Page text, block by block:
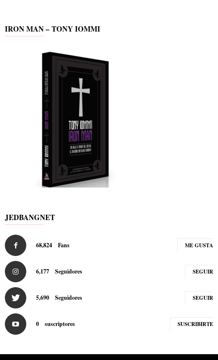
IRON MAN – TONY IOMMI
JEDBANGNET
68,824 Fans ME GUSTA
6,177 Seguidores SEGUIR
5,690 Seguidores SEGUIR
0 suscriptores SUSCRIBIRTE